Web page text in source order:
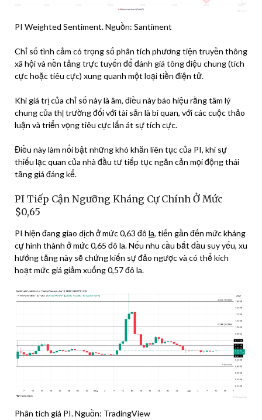
PI Weighted Sentiment. Nguồn: Santiment
Chỉ số tình cảm có trọng số phân tích phương tiện truyền thông
xã hội và nền tảng trực tuyến để đánh giá tông điệu chung (tích
cực hoặc tiêu cực) xung quanh một loại tiền điện tử.
Khi giá trị của chỉ số này là âm, điều này báo hiệu rằng tâm lý
chung của thị trường đối với tài sản là bi quan, với các cuộc thảo
luận và triển vọng tiêu cực lấn át sự tích cực.
Điều này làm nổi bật những khó khăn liên tục của PI, khi sự
thiếu lạc quan của nhà đầu tư tiếp tục ngăn cản mọi động thái
tăng giá đáng kể.
PI Tiếp Cận Ngưỡng Kháng Cự Chính Ở Mức
$0,65
PI hiện đang giao dịch ở mức 0,63 đô la, tiến gần đến mức kháng
cự hình thành ở mức 0,65 đô la. Nếu nhu cầu bắt đầu suy yếu, xu
hướng tăng này sẽ chứng kiến ​​sự đảo ngược và có thể kích
hoạt mức giá giảm xuống 0,57 đô la.
Phân tích giá PI. Nguồn: TradingView